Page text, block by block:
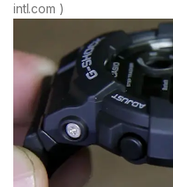
intl.com )